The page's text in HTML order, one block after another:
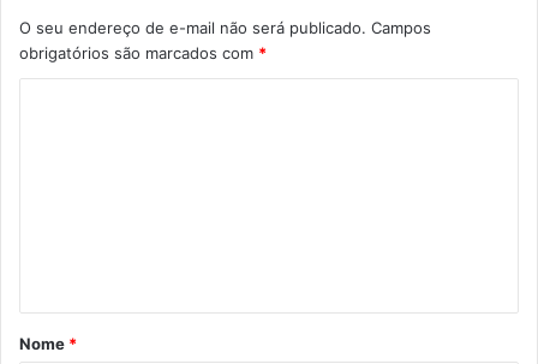
O seu endereço de e-mail não será publicado. Campos
obrigatórios são marcados com *
á
r
Nome *